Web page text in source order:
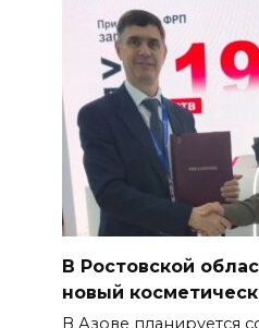
В Ростовской
новый
В Азове планируется